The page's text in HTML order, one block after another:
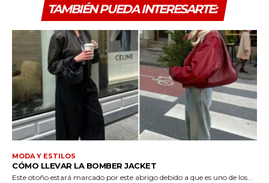
TAMBIÉN PUEDA INTERESARTE:
MODA Y ESTILOS
CÓMO LLEVAR LA BOMBER JACKET
Este otoño estará marcado por este abrigo debido a que es uno de los...